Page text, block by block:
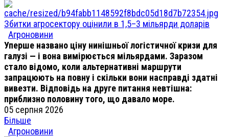
Збитки агросектору оцінили в 1,5–3 мільярди доларів
Агроновини
Уперше названо ціну нинішньої логістичної кризи для
галузі — і вона вимірюється мільярдами. Заразом
стало відомо, коли альтернативні маршрути
запрацюють на повну і скільки вони насправді здатні
вивезти. Відповідь на друге питання невтішна:
приблизно половину того, що давало море.
05 серпня 2026
Більше
Агроновини